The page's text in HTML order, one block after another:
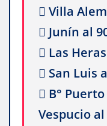
 Villa
 Junín al
 Las
 San Luis
 B°
Vespucio al